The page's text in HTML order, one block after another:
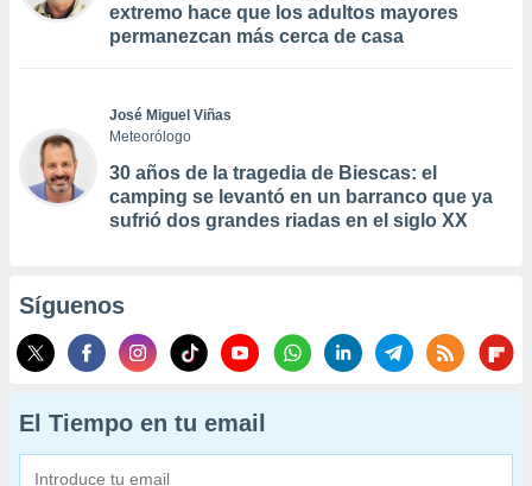
extremo hace que los adultos mayores
permanezcan más cerca de casa
José Miguel Viñas
Meteorólogo
30 años de la tragedia de Biescas: el
camping se levantó en un barranco que ya
sufrió dos grandes riadas en el siglo XX
Síguenos
El Tiempo en tu email